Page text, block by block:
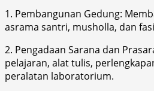
1. Pembangunan Gedung:
asrama santri, musholla, dan
2. Pengadaan Sarana dan
pelajaran, alat tulis,
peralatan laboratorium.